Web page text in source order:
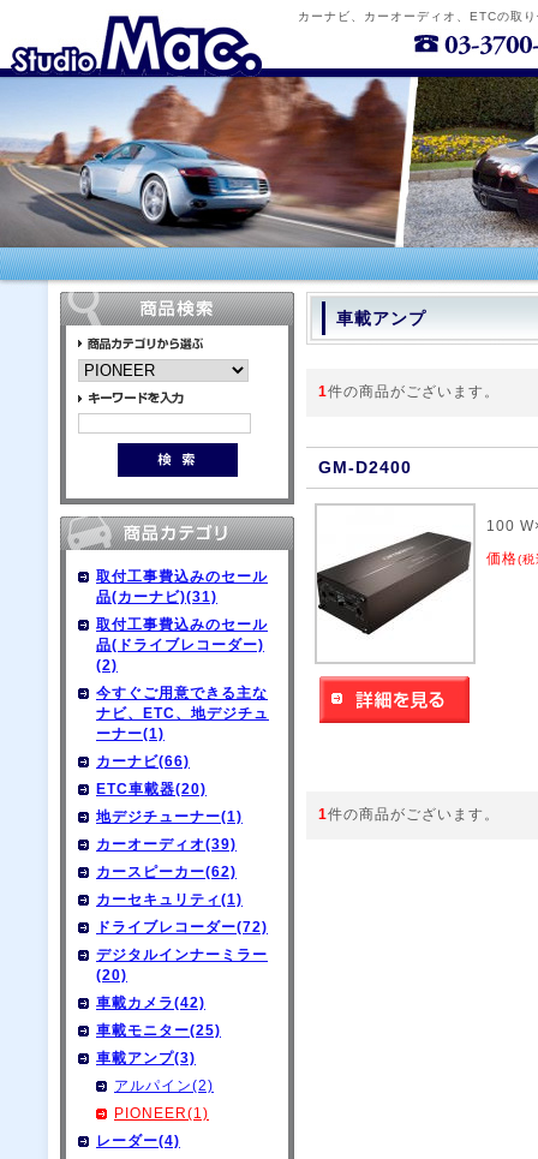
カーナビ、カーオーディオ、ETCの取
取付工事費込みのセール
品(カーナビ)(31)
取付工事費込みのセール
品(ドライブレコーダー)
(2)
今すぐご用意できる主な
ナビ、ETC、地デジチュ
ーナー(1)
カーナビ(66)
ETC車載器(20)
地デジチューナー(1)
カーオーディオ(39)
カースピーカー(62)
カーセキュリティ(1)
ドライブレコーダー(72)
デジタルインナーミラー
(20)
車載カメラ(42)
車載モニター(25)
車載アンプ(3)
アルパイン(2)
PIONEER(1)
レーダー(4)
車載アンプ
1件の商品がございます。
GM-D2400
100
価格(税
1件の商品がございます。